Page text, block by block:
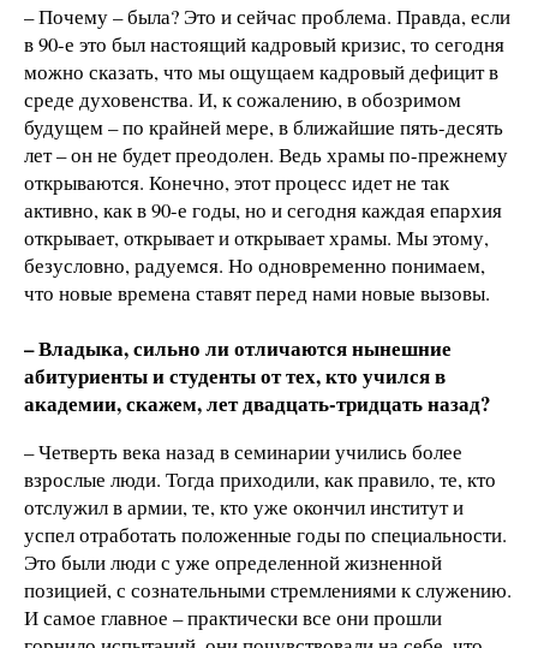
– Почему – была? Это и сейчас проблема. Правда, если
в 90-е это был настоящий кадровый кризис, то сегодня
можно сказать, что мы ощущаем кадровый дефицит в
среде духовенства. И, к сожалению, в обозримом
будущем – по крайней мере, в ближайшие пять-десять
лет – он не будет преодолен. Ведь храмы по-прежнему
открываются. Конечно, этот процесс идет не так
активно, как в 90-е годы, но и сегодня каждая епархия
открывает, открывает и открывает храмы. Мы этому,
безусловно, радуемся. Но одновременно понимаем,
что новые времена ставят перед нами новые вызовы.
– Владыка, сильно ли отличаются нынешние
абитуриенты и студенты от тех, кто учился в
академии, скажем, лет двадцать-тридцать назад?
– Четверть века назад в семинарии учились более
взрослые люди. Тогда приходили, как правило, те, кто
отслужил в армии, те, кто уже окончил институт и
успел отработать положенные годы по специальности.
Это были люди с уже определенной жизненной
позицией, с сознательными стремлениями к служению.
И самое главное – практически все они прошли